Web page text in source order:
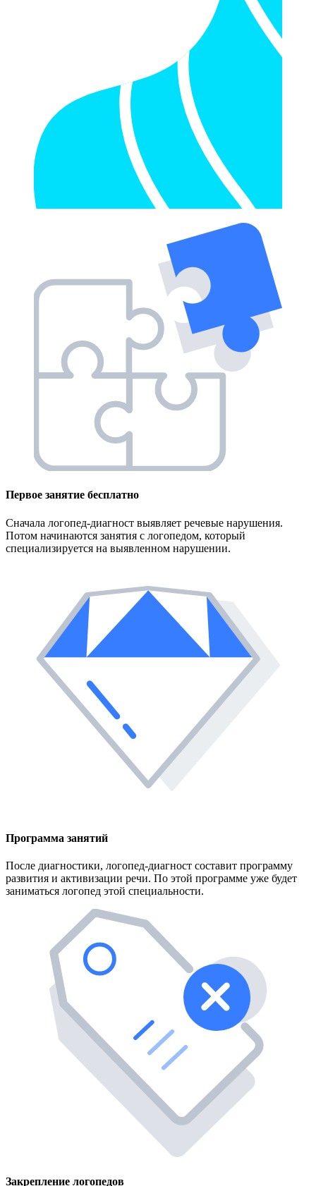
Первое занятие бесплатно
Сначала логопед-диагност выявляет речевые нарушения.
Потом начинаются занятия с логопедом, который
специализируется на выявленном нарушении.
Программа занятий
После диагностики, логопед-диагност составит программу
развития и активизации речи. По этой программе уже будет
заниматься логопед этой специальности.
Закрепление логопедов